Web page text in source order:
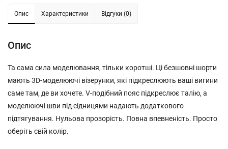
Опис Характеристики Відгуки (0)
Опис
Та сама сила моделювання, тільки коротші. Ці безшовні шорти
мають 3D-моделюючі візерунки, які підкреслюють ваші вигини
саме там, де ви хочете. V-подібний пояс підкреслює талію, а
моделюючі шви під сідницями надають додаткового
підтягування. Нульова прозорість. Повна впевненість. Просто
оберіть свій колір.